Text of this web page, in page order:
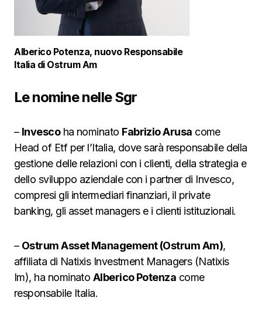
Alberico Potenza, nuovo Responsabile
Italia di Ostrum Am
Le nomine nelle Sgr
– Invescoha nominato Fabrizio Arusa come
Head of Etf per l’Italia, dove sarà responsabile della
gestione delle relazioni con i clienti, della strategia e
dello sviluppo aziendale con i partner di Invesco,
compresi gli intermediari finanziari, il private
banking, gli asset managers e i clienti istituzionali.
– Ostrum Asset Management (Ostrum Am),
affiliata di Natixis Investment Managers (Natixis
Im), ha nominato Alberico Potenza come
responsabile Italia.